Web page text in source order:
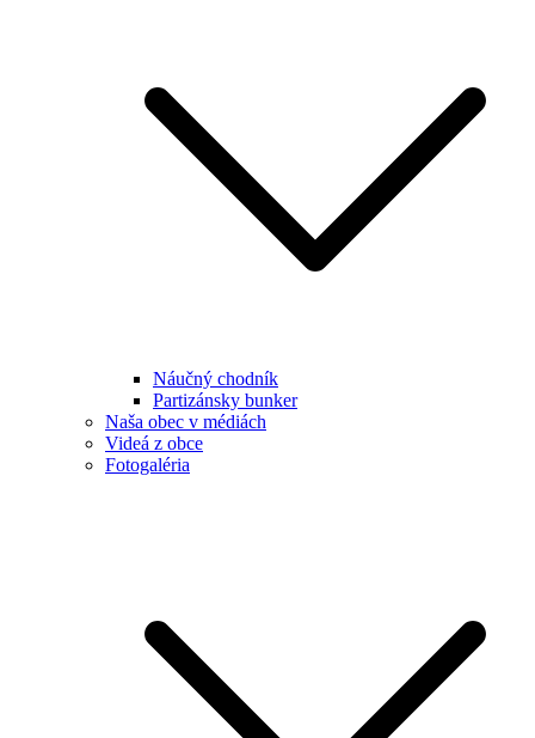
Náučný chodník
Partizánsky bunker
Naša obec v médiách
Videá z obce
Fotogaléria